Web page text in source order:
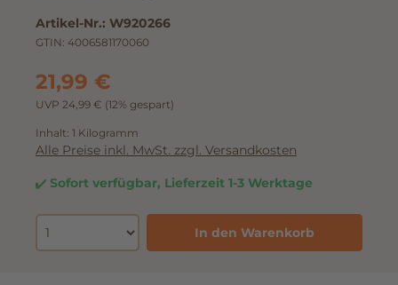
Artikel-Nr.: W920266
GTIN: 4006581170060
21,99 €
UVP 24,99 € (12% gespart)
Inhalt: 1 Kilogramm
Alle Preise inkl. MwSt. zzgl. Versandkosten
Sofort verfügbar, Lieferzeit 1-3 Werktage
In den Warenkorb